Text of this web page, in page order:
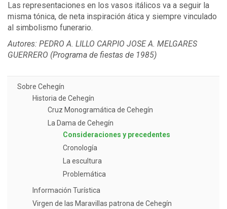
Las representaciones en los vasos itálicos va a seguir la
misma tónica, de neta inspiración ática y siempre vinculado
al simbolismo funerario.
Autores: PEDRO A. LILLO CARPIO JOSE A. MELGARES
GUERRERO (Programa de fiestas de 1985)
Sobre Cehegín
Historia de Cehegín
Cruz Monogramática de Cehegín
La Dama de Cehegín
Consideraciones y precedentes
Cronología
La escultura
Problemática
Información Turística
Virgen de las Maravillas patrona de Cehegín